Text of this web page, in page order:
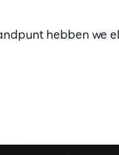
hebben we